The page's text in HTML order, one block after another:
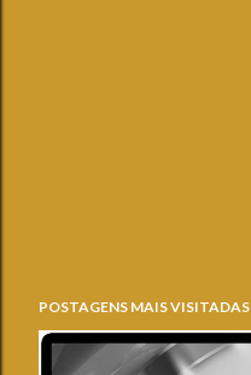
POSTAGENS MAIS VISITADAS